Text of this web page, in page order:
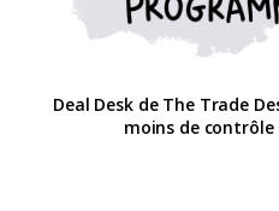
Deal Desk de The Trade
moins de contrôle